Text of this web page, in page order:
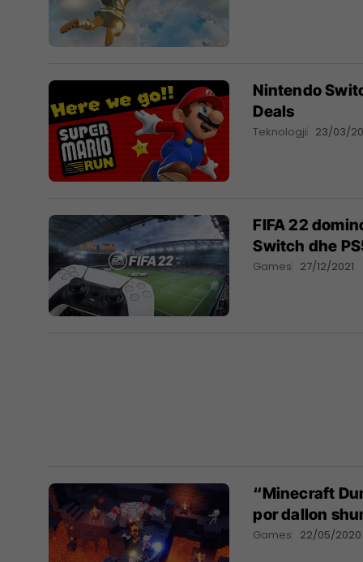
Nintendo
Deals
Teknologji 23/03/
FIFA 22
Switch dhe
Games 27/12/2021
“Minecraft
por dallon
Games 22/05/2020